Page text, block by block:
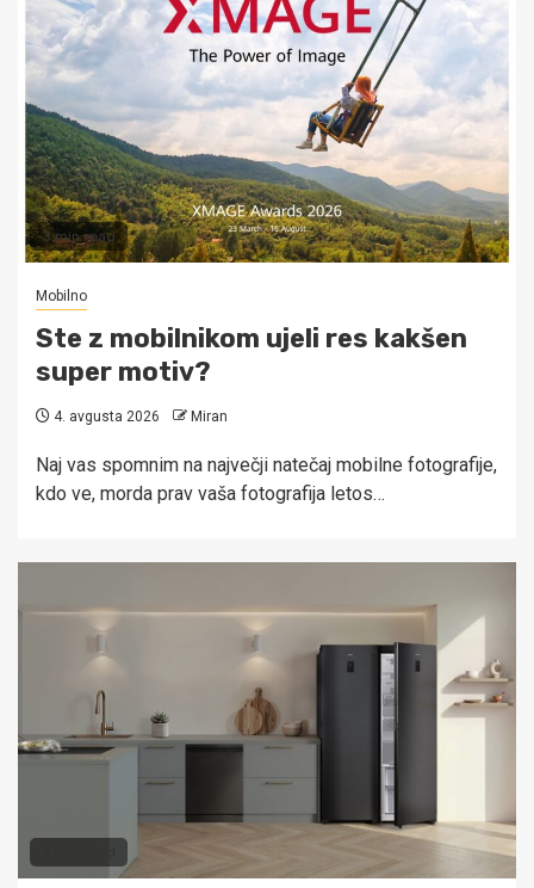
3 min read
Mobilno
Ste z mobilnikom ujeli res kakšen
super motiv?
4. avgusta 2026 Miran
Naj vas spomnim na največji natečaj mobilne fotografije,
kdo ve, morda prav vaša fotografija letos…